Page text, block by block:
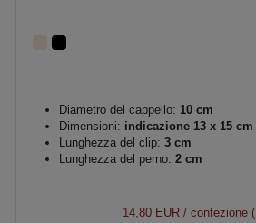
Diametro del cappello: 10 cm
Dimensioni: indicazione 13 x 15 cm
Lunghezza del clip: 3 cm
Lunghezza del perno: 2 cm
14,80 EUR/ confezione